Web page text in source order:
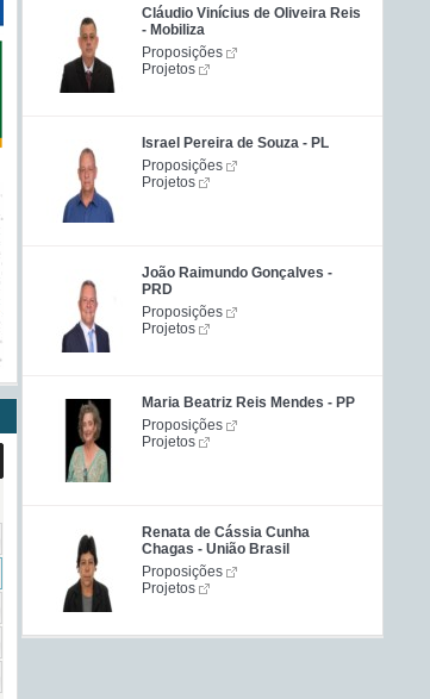
Cláudio Vinícius de Oliveira Reis
- Mobiliza
Proposições
Projetos
Israel Pereira de Souza - PL
Proposições
Projetos
João Raimundo Gonçalves -
PRD
Proposições
Projetos
Maria Beatriz Reis Mendes - PP
Proposições
Projetos
Renata de Cássia Cunha
Chagas - União Brasil
Proposições
Projetos